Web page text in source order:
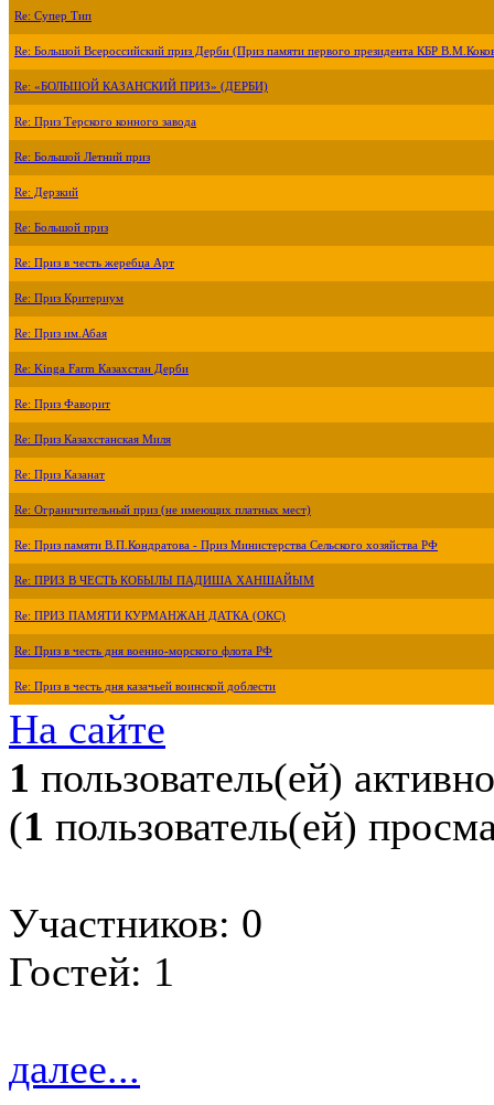
Re: Супер Тип
Re: Большой Всероссийский приз Дерби (Приз памяти первого президента КБР
Re: «БОЛЬШОЙ КАЗАНСКИЙ ПРИЗ» (ДЕРБИ)
Re: Приз Терского конного завода
Re: Большой Летний приз
Re: Дерзкий
Re: Большой приз
Re: Приз в честь жеребца Арт
Re: Приз Критериум
Re: Приз им.Абая
Re: Kinga Farm Казахстан Дерби
Re: Приз Фаворит
Re: Приз Казахстанская Миля
Re: Приз Казанат
Re: Ограничительный приз (не имеющих платных мест)
Re: Приз памяти В.П.Кондратова - Приз Министерства Сельского хозяйства РФ
Re: ПРИЗ В ЧЕСТЬ КОБЫЛЫ ПАДИША ХАНШАЙЫМ
Re: ПРИЗ ПАМЯТИ КУРМАНЖАН ДАТКА (ОКС)
Re: Приз в честь дня военно-морского флота РФ
Re: Приз в честь дня казачьей воинской доблести
На сайте
1 пользователь(ей) активно
(1 пользователь(ей)
Участников: 0
Гостей: 1
далее...